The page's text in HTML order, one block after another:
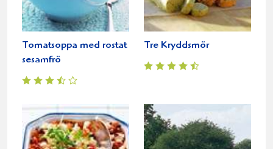
Tomatsoppa med rostat
sesamfrö
Tre Kryddsmör